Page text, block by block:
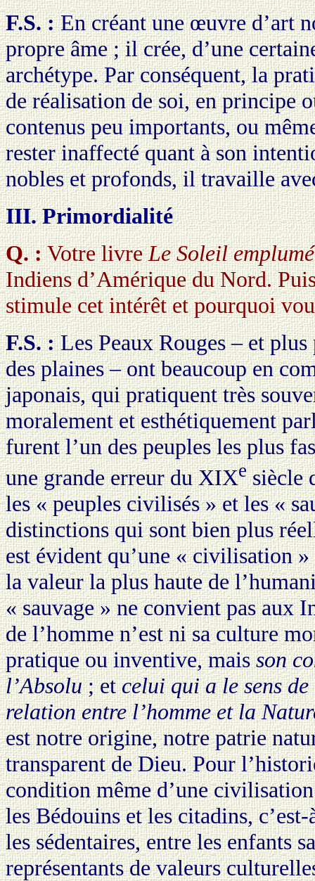
F.S. :En créant une œuvre d’art
propre âme ; il crée, d’une
archétype. Par conséquent, la
de réalisation de soi, en principe
contenus peu importants, ou
rester inaffecté quant à son
nobles et profonds, il travaille
III. Primordialité
Q. :Votre livreLe Soleil emplumé
Indiens d’Amérique du Nord.
stimule cet intérêt et pourquoi
F.S. :Les Peaux Rouges – et
des plaines – ont beaucoup en
japonais, qui pratiquent très
moralement et esthétiquement
furent l’un des peuples les plus
une grande erreur du XIXesiècle
les « peuples civilisés » et les «
distinctions qui sont bien plus
est évident qu’une « civilisation »
la valeur la plus haute de
« sauvage » ne convient pas aux
de l’homme n’est ni sa culture
pratique ou inventive, maisson
l’Absolu; etcelui qui a le sens
relation entre l’homme et la
est notre origine, notre patrie
transparent de Dieu. Pour
condition même d’une
les Bédouins et les citadins,
les sédentaires, entre les enfants
représentants de valeurs